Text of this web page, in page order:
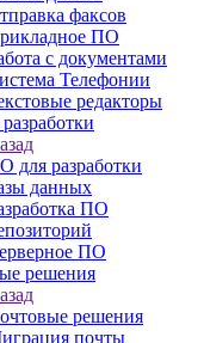
факсов
ПО
с документами
Телефонии
редакторы
для разработки
данных
ПО
ПО
решения
решения
почты